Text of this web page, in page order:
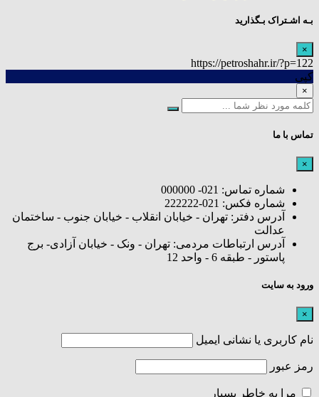
بـه اشـتراک بـگذارید
×
https://petroshahr.ir/?p=122
کپی
×
تماس با ما
×
شماره تماس: 021- 000000
شماره فکس: 021-222222
آدرس دفتر: تهران - خیابان انقلاب - خیابان جنوب - ساختمان
عدالت
آدرس ارتباطات مردمی: تهران - ونک - خیابان آزادی- برج
پاستور - طبقه 6 - واحد 12
ورود به سایت
×
نام کاربری یا نشانی ایمیل
رمز عبور
مرا به خاطر بسپار